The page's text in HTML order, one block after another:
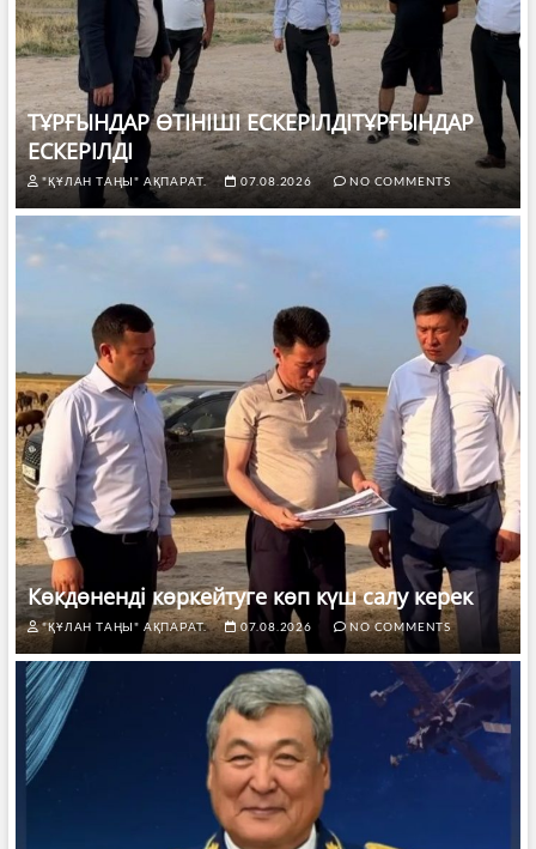
ТҰРҒЫНДАР ӨТІНІШІ ЕСКЕРІЛДІТҰРҒЫНДАР
ЕСКЕРІЛДІ
"ҚҰЛАН ТАҢЫ" АҚПАРАТ. 07.08.2026 NO COMMENTS
Көкдөненді көркейтуге көп күш салу керек
"ҚҰЛАН ТАҢЫ" АҚПАРАТ. 07.08.2026 NO COMMENTS